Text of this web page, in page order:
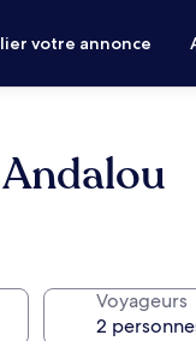
votre annonce
Voyageurs